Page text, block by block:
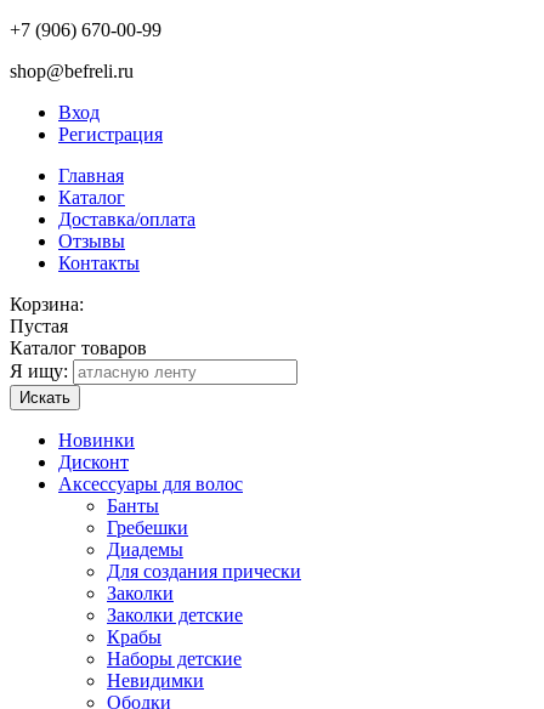
+7 (906) 670-00-99
shop@befreli.ru
Вход
Регистрация
Главная
Каталог
Доставка/оплата
Отзывы
Контакты
Корзина:
Пустая
Каталог товаров
Я ищу:
Искать
Новинки
Дисконт
Аксессуары для волос
Банты
Гребешки
Диадемы
Для создания прически
Заколки
Заколки детские
Крабы
Наборы детские
Невидимки
Ободки